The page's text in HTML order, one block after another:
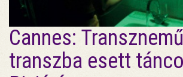
Cannes:
transzba esett